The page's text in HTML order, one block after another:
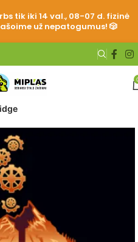
tik iki 14 val., 08-07 d. fizinė
už nepatogumus! 🎲